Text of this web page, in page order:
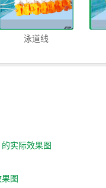
泳道线
实际效果图
图